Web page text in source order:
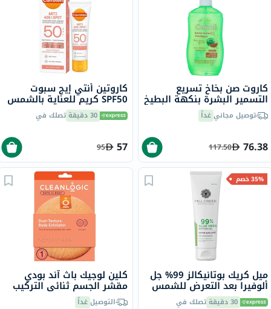
كاروت صن بخاخ تسريع
التسمير البشرة بنكهة البطيخ
200 ملتوصيل مجانيغداً
76.38
117.50
كاروتين أنتي إيج سبوت
SPF50 كريم للعناية بالشمس
للوجه للتجاعيد والبقع الداكنة
50 مل 30 دقيقة تصلك في
57
95
35% خصم
ميل كريك بوتانيكالز 99% جل
ألوفيرا بعد التعرض للشمس
236 مل 30 دقيقة تصلك في
كلين لوجيك باث آند بودي
مقشر الجسم ثنائي التركيب
CL-102-4
التوصيلغداً